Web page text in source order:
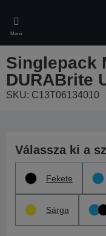
main
content
Menü
Singlepack
DURABrite
SKU: C13T06134010
Válassza ki a
Fekete
Sárga